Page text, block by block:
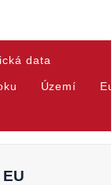
data
Území